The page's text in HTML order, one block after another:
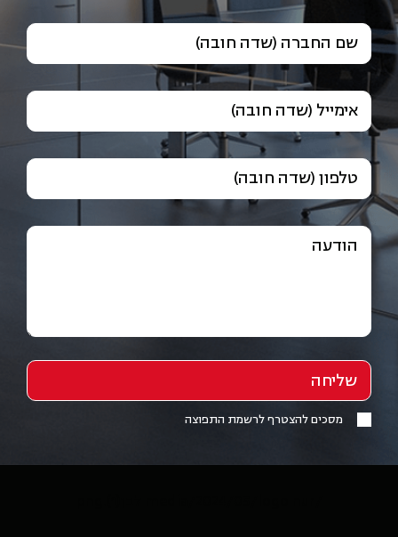
שם החברה (שדה חובה)
אימייל (שדה חובה)
טלפון (שדה חובה)
הודעה
מסכים להצטרף לרשמת התפוצה